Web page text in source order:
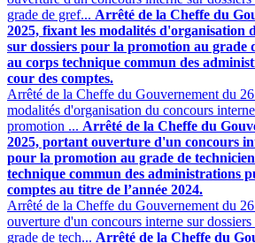
grade de gref... Arrêté de la Cheffe du
2025, fixant les modalités d'organisation
sur dossiers pour la promotion au grade
au corps technique commun des
cour des comptes.
Arrêté de la Cheffe du Gouvernement du
modalités d'organisation du concours
promotion ... Arrêté de la Cheffe du
2025, portant ouverture d'un concours
pour la promotion au grade de
technique commun des administrations
comptes au titre de l’année 2024.
Arrêté de la Cheffe du Gouvernement du
ouverture d'un concours interne sur
grade de tech... Arrêté de la Cheffe du